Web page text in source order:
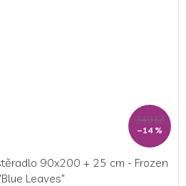
349 Kč
–14 %
90x200 + 25 cm - Frozen
Leaves"